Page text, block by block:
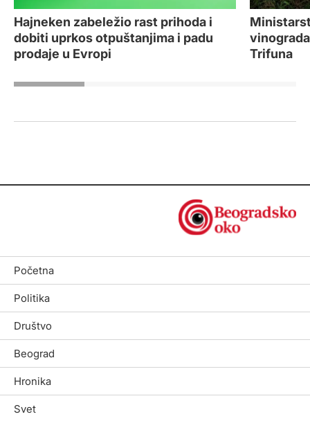
Hajneken zabeležio rast prihoda i
dobiti uprkos otpuštanjima i padu
prodaje u Evropi
Trifuna
Početna
Politika
Društvo
Beograd
Hronika
Svet